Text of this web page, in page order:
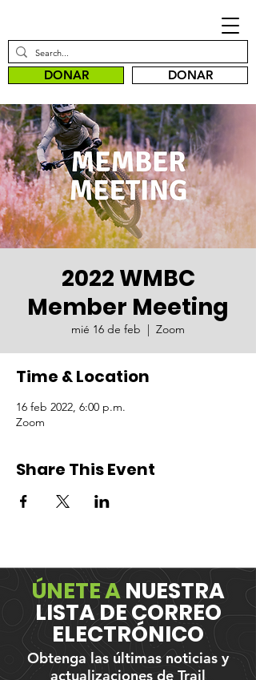
DONAR DONAR
2022 WMBC
Member Meeting
mié 16 de feb
  |
Zoom
Time & Location
16 feb 2022, 6:00 p.m.
Zoom
Share This Event
ÚNETE A NUESTRA
LISTA DE CORREO
ELECTRÓNICO
Obtenga las últimas noticias y
actualizaciones de Trail